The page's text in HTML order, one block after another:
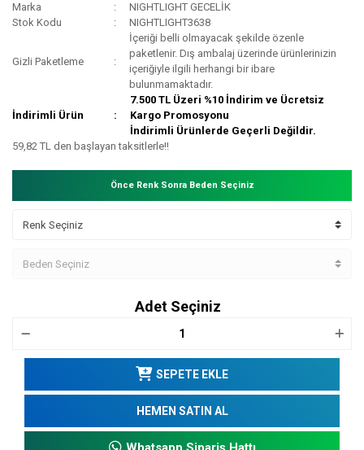
Marka
NIGHTLIGHT GECELİK
Stok Kodu
NIGHTLIGHT3638
Gizli Paketleme
İçeriği belli olmayacak şekilde özenle
paketlenir. Dış ambalaj üzerinde ürünlerinizin
içeriğiyle ilgili herhangi bir ibare
bulunmamaktadır.
İndirimli Ürün
7.500 TL Üzeri %10 İndirim ve Ücretsiz
Kargo Promosyonu
İndirimli Ürünlerde Geçerli Değildir.
59,82 TL den başlayan taksitlerle!!
Önce Renk Sonra Beden Seçiniz
Adet Seçiniz
SEPETE EKLE
HEMEN SATIN AL